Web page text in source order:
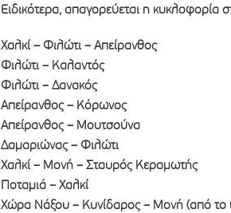
Ειδικότερα, απαγορεύεται η κυκλοφορία
Χαλκί – Φιλώτι – Απείρανθος
Φιλώτι – Καλαντός
Φιλώτι – Δανακός
Απείρανθος – Κόρωνος
Απείρανθος – Μουτσούνα
Δαμαριώνας – Φιλώτι
Χαλκί – Μονή – Σταυρός Κεραμωτής
Ποταμιά – Χαλκί
Χώρα Νάξου – Κυνίδαρος – Μονή (από το